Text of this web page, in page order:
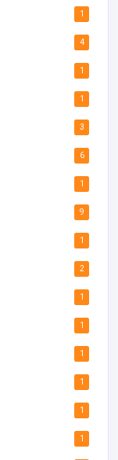
1
4
1
1
3
6
1
9
1
2
1
1
1
1
1
1